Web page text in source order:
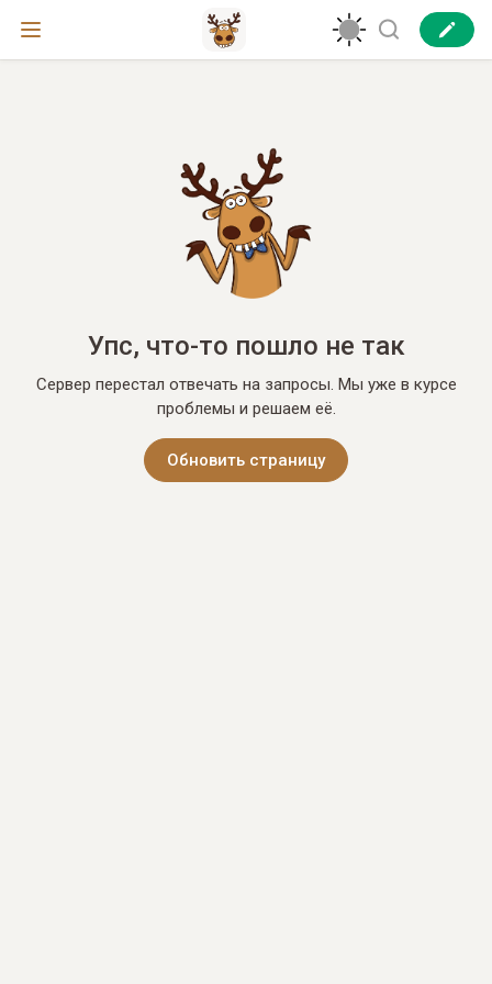
Упс, что-то пошло не так
Сервер перестал отвечать на запросы. Мы уже в курсе
проблемы и решаем её.
Обновить страницу